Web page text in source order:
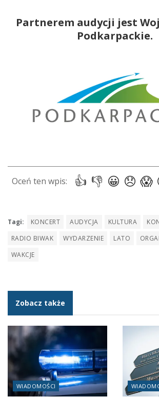
Partnerem audycji jest
Podkarpackie.
Tagi: KONCERT AUDYCJA KULTURA
RADIO BIWAK
WYDARZENIE LATO
WAKCJE
Zobacz także
WIADOMOŚCI